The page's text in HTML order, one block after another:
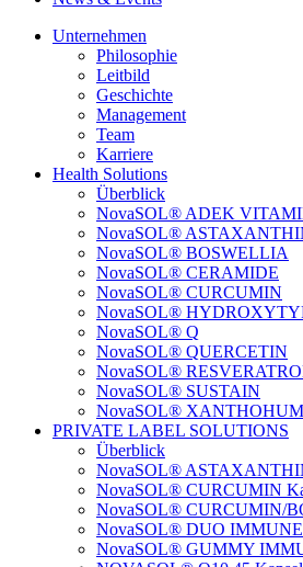
Unternehmen
Philosophie
Leitbild
Geschichte
Management
Team
Karriere
Health Solutions
Überblick
NovaSOL® ADEK
NovaSOL®
NovaSOL® BOSWELLIA
NovaSOL® CERAMIDE
NovaSOL® CURCUMIN
NovaSOL®
NovaSOL® Q
NovaSOL® QUERCETIN
NovaSOL®
NovaSOL® SUSTAIN
NovaSOL®
PRIVATE LABEL SOLUTIONS
Überblick
NovaSOL®
NovaSOL® CURCUMIN
NovaSOL® CURCUMIN/
NovaSOL® DUO IMMUNE
NovaSOL® GUMMY